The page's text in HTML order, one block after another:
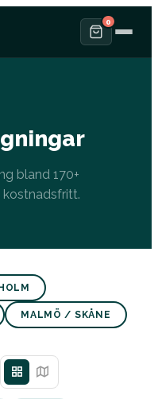
0
bland 170+
MALMÖ / SKÅNE